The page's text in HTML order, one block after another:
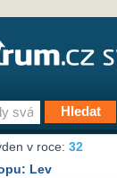
v roce:32
Lev